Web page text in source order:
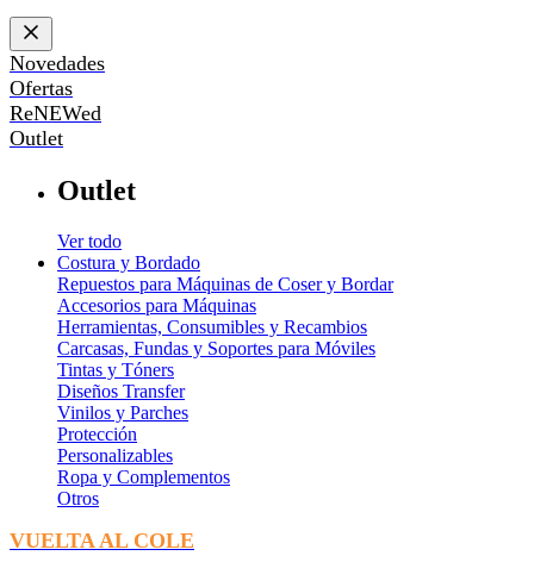
Novedades
Ofertas
ReNEWed
Outlet
Outlet
Ver todo
Costura y Bordado
Repuestos para Máquinas de Coser y Bordar
Accesorios para Máquinas
Herramientas, Consumibles y Recambios
Carcasas, Fundas y Soportes para Móviles
Tintas y Tóners
Diseños Transfer
Vinilos y Parches
Protección
Personalizables
Ropa y Complementos
Otros
VUELTA AL COLE